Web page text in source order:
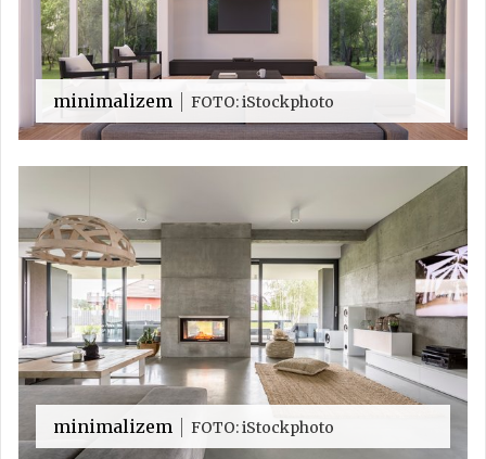
minimalizem FOTO: iStockphoto
minimalizem FOTO: iStockphoto